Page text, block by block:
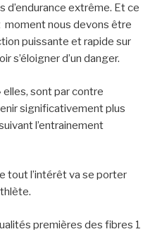
extrême. Et ce
moment nous devons être
puissante et rapide sur
s’éloigner d’un danger.
elles, sont par contre
significativement plus
l’entrainement
tout l’intérêt va se porter
premières des fibres 1